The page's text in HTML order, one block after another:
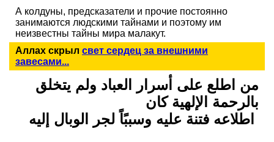
А колдуны, предсказатели и прочие постоянно
занимаются людскими тайнами и поэтому им
неизвестны тайны мира малакут.
Аллах скрыл свет сердец за внешними
завесами...
من اطلع على أسرار العباد ولم يتخلق
بالرحمة الإلهية كان